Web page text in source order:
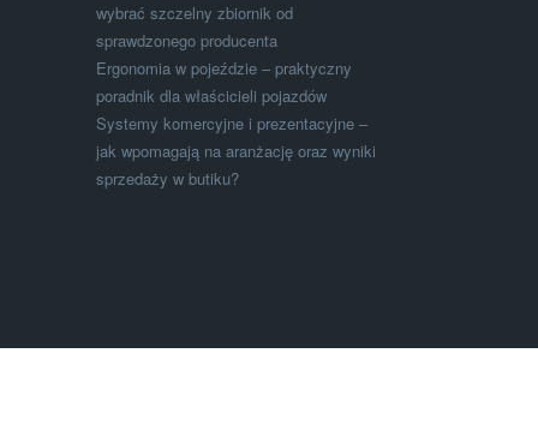
wybrać szczelny zbiornik od
sprawdzonego producenta
Ergonomia w pojeździe – praktyczny
poradnik dla właścicieli pojazdów
Systemy komercyjne i prezentacyjne –
jak wpomagają na aranżację oraz wyniki
sprzedaży w butiku?